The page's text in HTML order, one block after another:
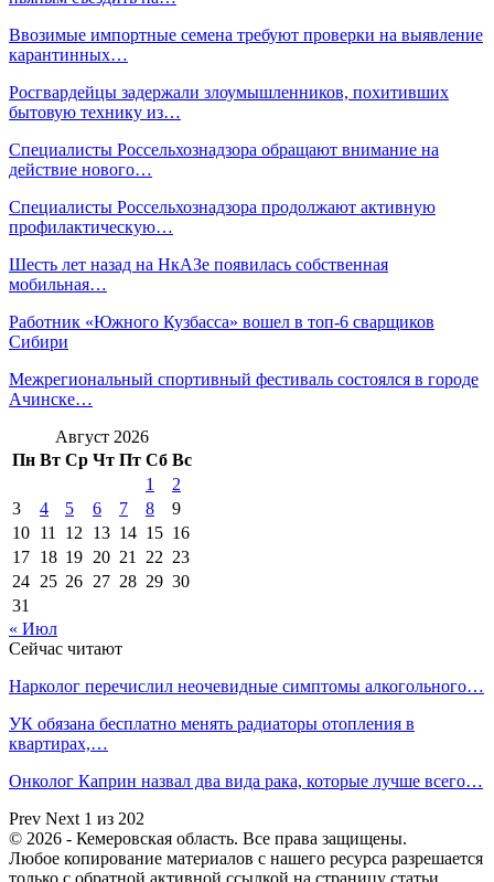
Ввозимые импортные семена требуют проверки на выявление
карантинных…
Росгвардейцы задержали злоумышленников, похитивших
бытовую технику из…
Специалисты Россельхознадзора обращают внимание на
действие нового…
Специалисты Россельхознадзора продолжают активную
профилактическую…
Шесть лет назад на НкАЗе появилась собственная
мобильная…
Работник «Южного Кузбасса» вошел в топ-6 сварщиков
Сибири
Межрегиональный спортивный фестиваль состоялся в городе
Ачинске…
Август 2026
Пн Вт Ср Чт Пт Сб Вс
1
2
3
4 5 6 7 8
9
10 11 12 13 14 15 16
17 18 19 20 21 22 23
24 25 26 27 28 29 30
31
« Июл
Сейчас читают
Нарколог перечислил неочевидные симптомы алкогольного…
УК обязана бесплатно менять радиаторы отопления в
квартирах,…
Онколог Каприн назвал два вида рака, которые лучше всего…
Prev Next 1 из 202
© 2026 - Кемеровская область. Все права защищены.
Любое копирование материалов с нашего ресурса разрешается
только с обратной активной ссылкой на страницу статьи.